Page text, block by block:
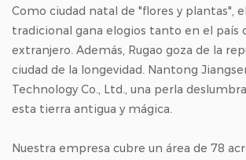
Como ciudad natal de "flores y plantas",
tradicional gana elogios tanto en el país
extranjero. Además, Rugao goza de la
ciudad de la longevidad. Nantong
Technology Co., Ltd., una perla
esta tierra antigua y mágica.
Nuestra empresa cubre un área de 78